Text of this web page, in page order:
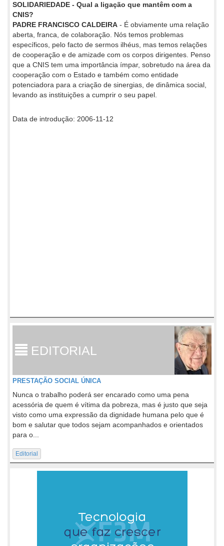
SOLIDARIEDADE - Qual a ligação que mantêm com a
CNIS?
PADRE FRANCISCO CALDEIRA - É obviamente uma relação
aberta, franca, de colaboração. Nós temos problemas
específicos, pelo facto de sermos ilhéus, mas temos relações
de cooperação e de amizade com os corpos dirigentes. Penso
que a CNIS tem uma importância ímpar, sobretudo na área da
cooperação com o Estado e também como entidade
potenciadora para a criação de sinergias, de dinâmica social,
levando as instituições a cumprir o seu papel.
Data de introdução: 2006-11-12
EDITORIAL
PRESTAÇÃO SOCIAL ÚNICA
Nunca o trabalho poderá ser encarado como uma pena
acessória de quem é vítima da pobreza, mas é justo que seja
visto como uma expressão da dignidade humana pelo que é
bom e salutar que todos sejam acompanhados e orientados
para o...
Editorial